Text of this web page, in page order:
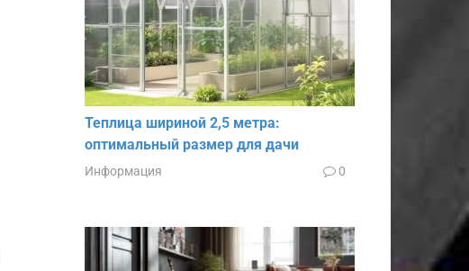
Теплица шириной 2,5 метра:
оптимальный размер для дачи
Информация 0